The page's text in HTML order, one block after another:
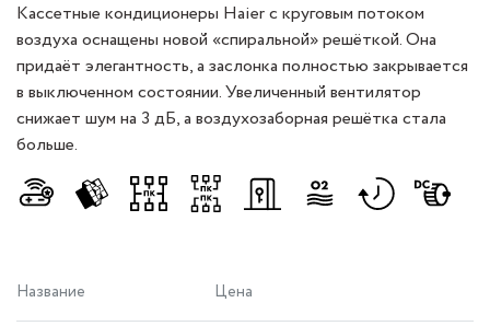
Кассетные кондиционеры Haier с круговым потоком
воздуха оснащены новой «спиральной» решёткой. Она
придаёт элегантность, а заслонка полностью закрывается
в выключенном состоянии. Увеличенный вентилятор
снижает шум на 3 дБ, а воздухозаборная решётка стала
больше.
Название Цена